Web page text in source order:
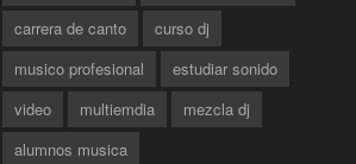
carrera de canto
curso dj
musico profesional
estudiar sonido
video
multiemdia
mezcla dj
alumnos musica